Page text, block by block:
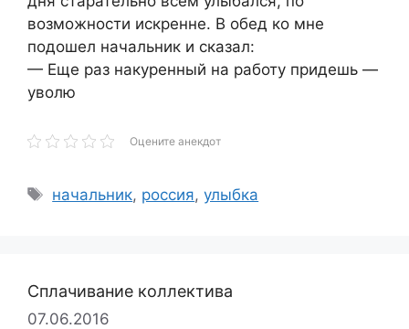
возможности искренне. В обед ко мне
подошел начальник и сказал:
— Еще раз накуренный на работу придешь —
уволю
Оцените анекдот
Метки
начальник, россия,улыбка
Сплачивание коллектива
07.06.2016